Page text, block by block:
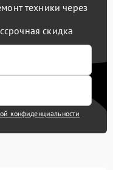
техники через
скидка
конфиденциальности